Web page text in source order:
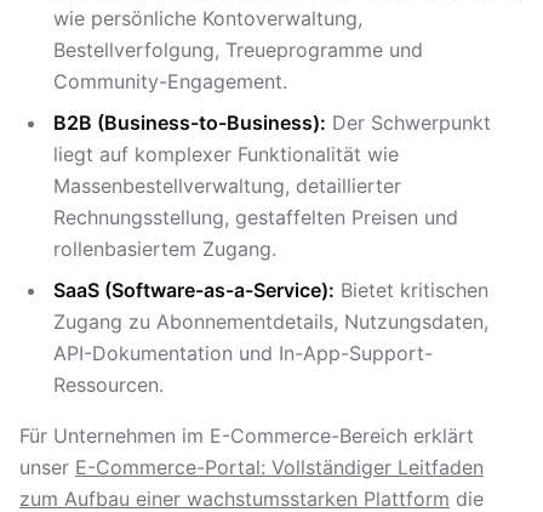
wie persönliche Kontoverwaltung,
Bestellverfolgung, Treueprogramme und
Community-Engagement.
B2B (Business-to-Business): Der Schwerpunkt
liegt auf komplexer Funktionalität wie
Massenbestellverwaltung, detaillierter
Rechnungsstellung, gestaffelten Preisen und
rollenbasiertem Zugang.
SaaS (Software-as-a-Service): Bietet kritischen
Zugang zu Abonnementdetails, Nutzungsdaten,
API-Dokumentation und In-App-Support-
Ressourcen.
Für Unternehmen im E-Commerce-Bereich erklärt
unser E-Commerce-Portal: Vollständiger Leitfaden
zum Aufbau einer wachstumsstarken Plattform die